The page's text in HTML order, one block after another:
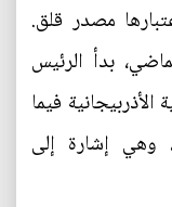
مصدر قلق.
بدأ الرئيس
فيما
وهي إشارة إلى